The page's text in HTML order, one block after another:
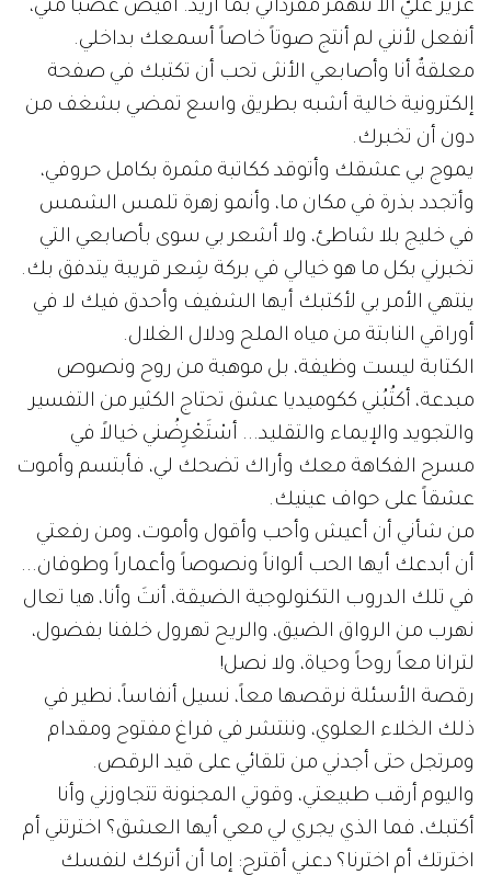
عزيزٌ عليّ ألا تنهمر مفرداتي بما أريد. أفيض غضباً مني،
أنفعل لأنني لم أنتج صوتاً خاصاً أسمعك بداخلي.
معلقةٌ أنا وأصابعي الأنثى تحب أن تكتبك في صفحة
إلكترونية خالية أشبه بطريق واسع تمضي بشغف من
دون أن تخبرك.
يموج بي عشقك وأتوقد ككاتبة مثمرة بكامل حروفي،
وأتجدد بذرة في مكان ما، وأنمو زهرة تلمس الشمس
في خليج بلا شاطئ، ولا أشعر بي سوى بأصابعي التي
تخبرني بكل ما هو خيالي في بركة شِعر قريبة يتدفق بك.
ينتهي الأمر بي لأكتبك أيها الشفيف وأحدق فيك لا في
أوراقي النابتة من مياه الملح ودلال الغلال.
الكتابة ليست وظيفة، بل موهبة من روح ونصوص
مبدعة، أكتُبُني ككوميديا عشق تحتاج الكثير من التفسير
والتجويد والإيماء والتقليد... أسْتَعْرِضُني خيالاً في
مسرح الفكاهة معك وأراك تضحك لي، فأبتسم وأموت
عشقاً على حواف عينيك.
من شأني أن أعيش وأحب وأقول وأموت، ومن رفعتي
أن أبدعك أيها الحب ألواناً ونصوصاً وأعماراً وطوفان...
في تلك الدروب التكنولوجية الضيقة، أنتَ وأنا، هيا تعال
نهرب من الرواق الضيق، والريح تهرول خلفنا بفضول،
لترانا معاً روحاً وحياة، ولا نصل!
رقصة الأسئلة نرقصها معاً، نسيل أنفاساً، نطير في
ذلك الخلاء العلوي، وننتشر في فراغ مفتوح ومقدام
ومرتجل حتى أجدني من تلقائي على قيد الرقص.
واليوم أرقب طبيعتي، وقوتي المجنونة تتجاوزني وأنا
أكتبك، فما الذي يجري لي معي أيها العشق؟ اخترتني أم
اخترتك أم اخترنا؟ دعني أقترح: إما أن أتركك لنفسك